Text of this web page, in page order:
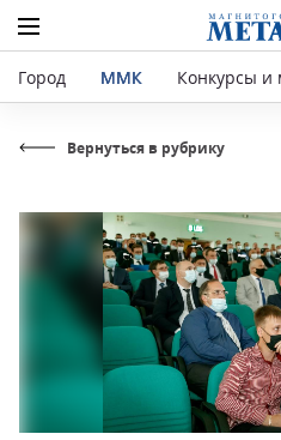
Город ММК Конкурсы и
Вернуться в рубрику